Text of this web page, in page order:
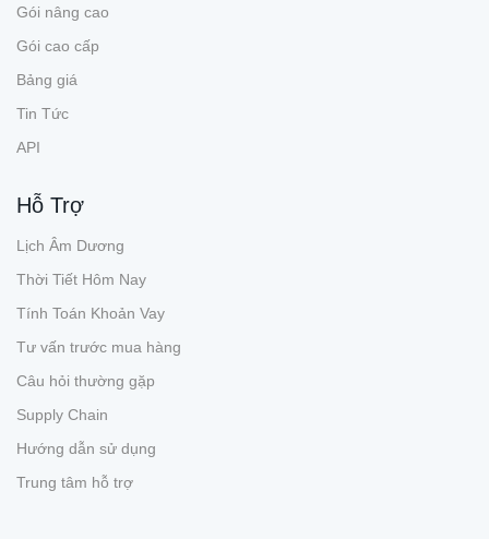
Gói nâng cao
Gói cao cấp
Bảng giá
Tin Tức
API
Hỗ Trợ
Lịch Âm Dương
Thời Tiết Hôm Nay
Tính Toán Khoản Vay
Tư vấn trước mua hàng
Câu hỏi thường gặp
Supply Chain
Hướng dẫn sử dụng
Trung tâm hỗ trợ